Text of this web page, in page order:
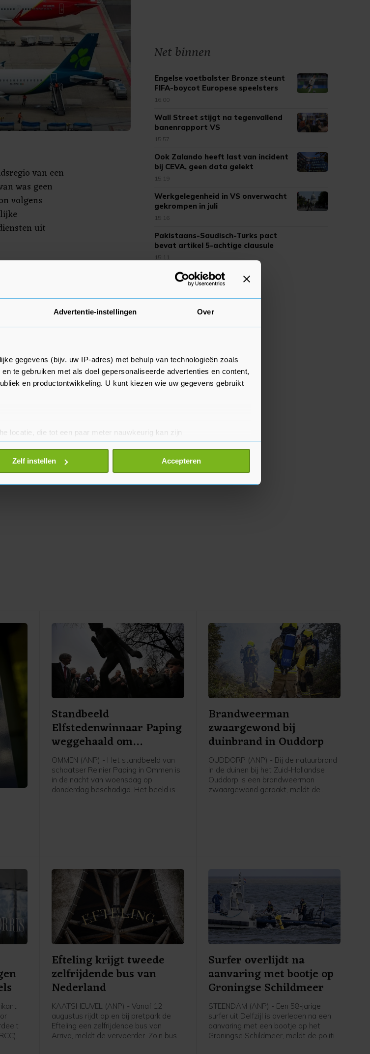
Advertentie-instellingen Over
gegevens (bijv. uw IP-adres) met behulp van technologieën zoals
te gebruiken met als doel gepersonaliseerde advertenties en content,
en productontwikkeling. U kunt kiezen wie uw gegevens gebruikt
locatie, die tot een paar meter nauwkeurig kan zijn
op specifieke eigenschappen (fingerprinting)
verwerkt en stel uw voorkeuren in het
detailgedeelte
de Cookieverklaring.
Zelf instellen Accepteren
van een
was geen
volgens
uit
van de
naar de
Standbeeld
Elfstedenwinnaar Paping
weggehaald om
beschadigingen
OMMEN (ANP) - Het standbeeld van
schaatser Reinier Paping in Ommen is
in de nacht van woensdag op
donderdag beschadigd. Het beeld is
Brandweerman
zwaargewond bij
duinbrand in Ouddorp
OUDDORP (ANP) - Bij de natuurbrand
in de duinen bij het Zuid-Hollandse
Ouddorp is een brandweerman
zwaargewond geraakt, meldt de
Efteling krijgt tweede
zelfrijdende bus van
Nederland
KAATSHEUVEL (ANP) - Vanaf 12
augustus rijdt op en bij pretpark de
Efteling een zelfrijdende bus van
Arriva, meldt de vervoerder. Zo'n bus
Surfer overlijdt na
aanvaring met bootje op
Groningse Schildmeer
STEENDAM (ANP) - Een 58-jarige
surfer uit Delfzijl is overleden na een
aanvaring met een bootje op het
Groningse Schildmeer, meldt de politie.
Net binnen
Engelse voetbalster Bronze steunt
FIFA-boycot Europese speelsters
16:00
Wall Street stijgt na tegenvallend
banenrapport VS
15:57
Ook Zalando heeft last van incident
bij CEVA, geen data gelekt
15:19
Werkgelegenheid in VS onverwacht
gekrompen in juli
15:16
Pakistaans-Saudisch-Turks pact
bevat artikel 5-achtige clausule
15:11